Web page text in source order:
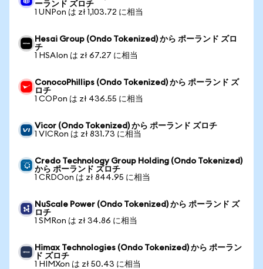
ーランド ズロチ
1 UNPon は zł 1,103.72 に相当
Hesai Group (Ondo Tokenized) から ポーランド ズロ
チ
1 HSAIon は zł 67.27 に相当
ConocoPhillips (Ondo Tokenized) から ポーランド ズ
ロチ
1 COPon は zł 436.55 に相当
Vicor (Ondo Tokenized) から ポーランド ズロチ
1 VICRon は zł 831.73 に相当
Credo Technology Group Holding (Ondo Tokenized)
から ポーランド ズロチ
1 CRDOon は zł 844.95 に相当
NuScale Power (Ondo Tokenized) から ポーランド ズ
ロチ
1 SMRon は zł 34.86 に相当
Himax Technologies (Ondo Tokenized) から ポーラン
ド ズロチ
1 HIMXon は zł 50.43 に相当